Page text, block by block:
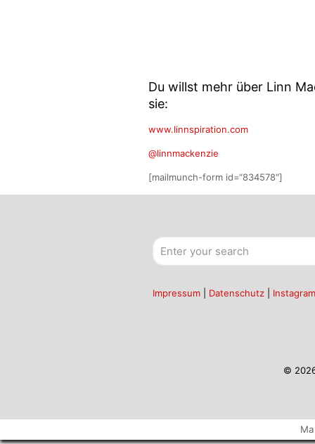
Du willst mehr über Linn
sie:
www.linnspiration.com
@linnmackenzie
[mailmunch-form id=“834578″]
Impressum Datenschutz Instagram
©